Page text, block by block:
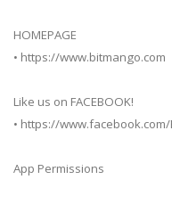
HOMEPAGE
• https://www.bitmango.com
Like us on FACEBOOK!
• https://
App Permissions